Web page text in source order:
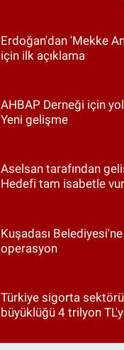
Erdoğan'dan 'Mekke
için ilk açıklama
AHBAP Derneği için
Yeni gelişme
Aselsan tarafından
Hedefi tam isabetle
Kuşadası
operasyon
Türkiye sigorta
büyüklüğü 4 trilyon